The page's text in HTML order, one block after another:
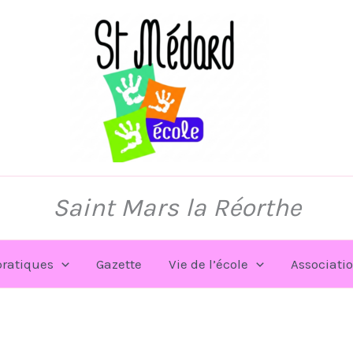
Saint Mars la Réorthe
Gazette Vie de l’école